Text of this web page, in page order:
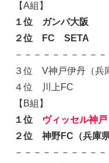
【A組】
１位 ガンバ大阪
２位 FC SETA
－－－－－－－－－－
３位 V神戸伊丹（兵
４位 川上FC
【B組】
１位
ヴィッセル神戸
２位 神野FC（兵庫県
－－－－－－－－－－